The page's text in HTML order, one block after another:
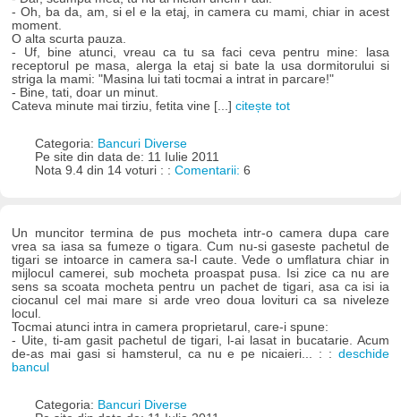
- Oh, ba da, am, si el e la etaj, in camera cu mami, chiar in acest
moment.
O alta scurta pauza.
- Uf, bine atunci, vreau ca tu sa faci ceva pentru mine: lasa
receptorul pe masa, alerga la etaj si bate la usa dormitorului si
striga la mami: "Masina lui tati tocmai a intrat in parcare!"
- Bine, tati, doar un minut.
Cateva minute mai tirziu, fetita vine [...]citește tot
Categoria: Bancuri Diverse
Pe site din data de: 11 Iulie 2011
Nota 9.4 din 14 voturi : : Comentarii: 6
Un muncitor termina de pus mocheta intr-o camera dupa care
vrea sa iasa sa fumeze o tigara. Cum nu-si gaseste pachetul de
tigari se intoarce in camera sa-l caute. Vede o umflatura chiar in
mijlocul camerei, sub mocheta proaspat pusa. Isi zice ca nu are
sens sa scoata mocheta pentru un pachet de tigari, asa ca isi ia
ciocanul cel mai mare si arde vreo doua lovituri ca sa niveleze
locul.
Tocmai atunci intra in camera proprietarul, care-i spune:
- Uite, ti-am gasit pachetul de tigari, l-ai lasat in bucatarie. Acum
de-as mai gasi si hamsterul, ca nu e pe nicaieri... : : deschide
bancul
Categoria: Bancuri Diverse